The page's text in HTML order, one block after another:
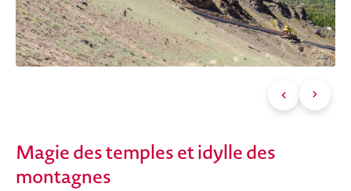
Magie des temples et idylle des
montagnes